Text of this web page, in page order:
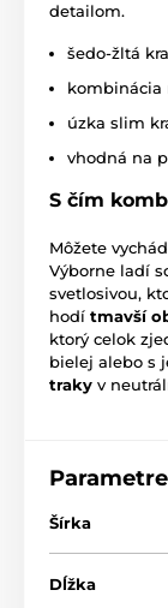
detailom.
šedo-žltá
kombinácia
úzka slim
vhodná na
S čím
Môžete
Výborne ladí
svetlosivou,
hodí tmavší
ktorý celok
bielej alebo s
traky v
Parametre
Šírka
Dĺžka